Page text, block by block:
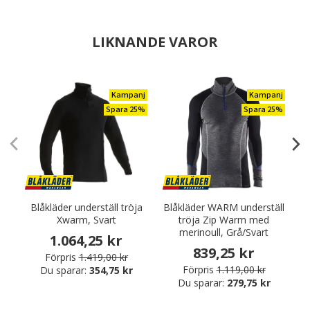
LIKNANDE VAROR
Kampanj
Spara 25%
Blåkläder underställ tröja
Xwarm, Svart
1.064,25 kr
Förpris 1.419,00 kr
Du sparar: 354,75 kr
Kampanj
Spara 25%
Blåkläder WARM underställ
tröja Zip Warm med
merinoull, Grå/Svart
839,25 kr
Förpris 1.119,00 kr
Du sparar: 279,75 kr